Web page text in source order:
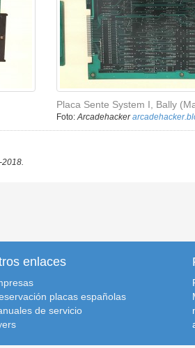
Placa Sente System I, Bally
Foto:Arcadehacker
enlaces
placas españolas
de servicio